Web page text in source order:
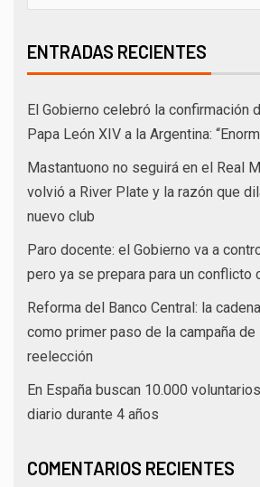
ENTRADAS RECIENTES
El Gobierno celebró la confirmación
Papa León XIV a la Argentina:
Mastantuono no seguirá en el Real
volvió a River Plate y la razón que
nuevo club
Paro docente: el Gobierno va a
pero ya se prepara para un conflicto
Reforma del Banco Central: la
como primer paso de la campaña
reelección
En España buscan 10.000
diario durante 4 años
COMENTARIOS RECIENTES